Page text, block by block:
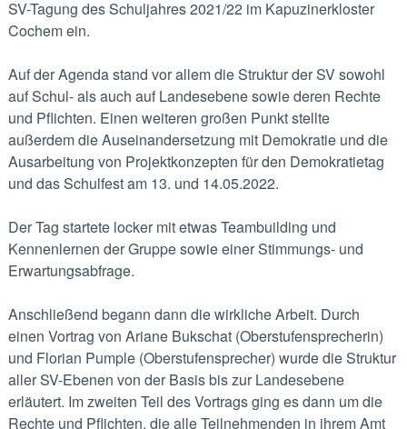
SV-Tagung des Schuljahres 2021/22 im Kapuzinerkloster
Cochem ein.
Auf der Agenda stand vor allem die Struktur der SV sowohl
auf Schul- als auch auf Landesebene sowie deren Rechte
und Pflichten. Einen weiteren großen Punkt stellte
außerdem die Auseinandersetzung mit Demokratie und die
Ausarbeitung von Projektkonzepten für den Demokratietag
und das Schulfest am 13. und 14.05.2022.
Der Tag startete locker mit etwas Teambuilding und
Kennenlernen der Gruppe sowie einer Stimmungs- und
Erwartungsabfrage.
Anschließend begann dann die wirkliche Arbeit. Durch
einen Vortrag von Ariane Bukschat (Oberstufensprecherin)
und Florian Pumple (Oberstufensprecher) wurde die Struktur
aller SV-Ebenen von der Basis bis zur Landesebene
erläutert. Im zweiten Teil des Vortrags ging es dann um die
Rechte und Pflichten, die alle Teilnehmenden in ihrem Amt